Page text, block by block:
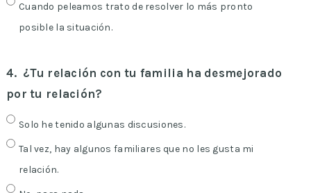
Cuando peleamos trato de resolver lo más pronto
posible la situación.
4. ¿Tu relación con tu familia ha desmejorado
por tu relación?
Solo he tenido algunas discusiones.
Tal vez, hay algunos familiares que no les gusta mi
relación.